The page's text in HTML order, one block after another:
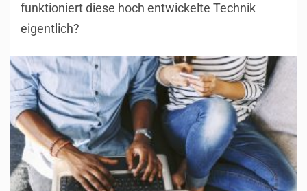
funktioniert diese hoch entwickelte Technik
eigentlich?